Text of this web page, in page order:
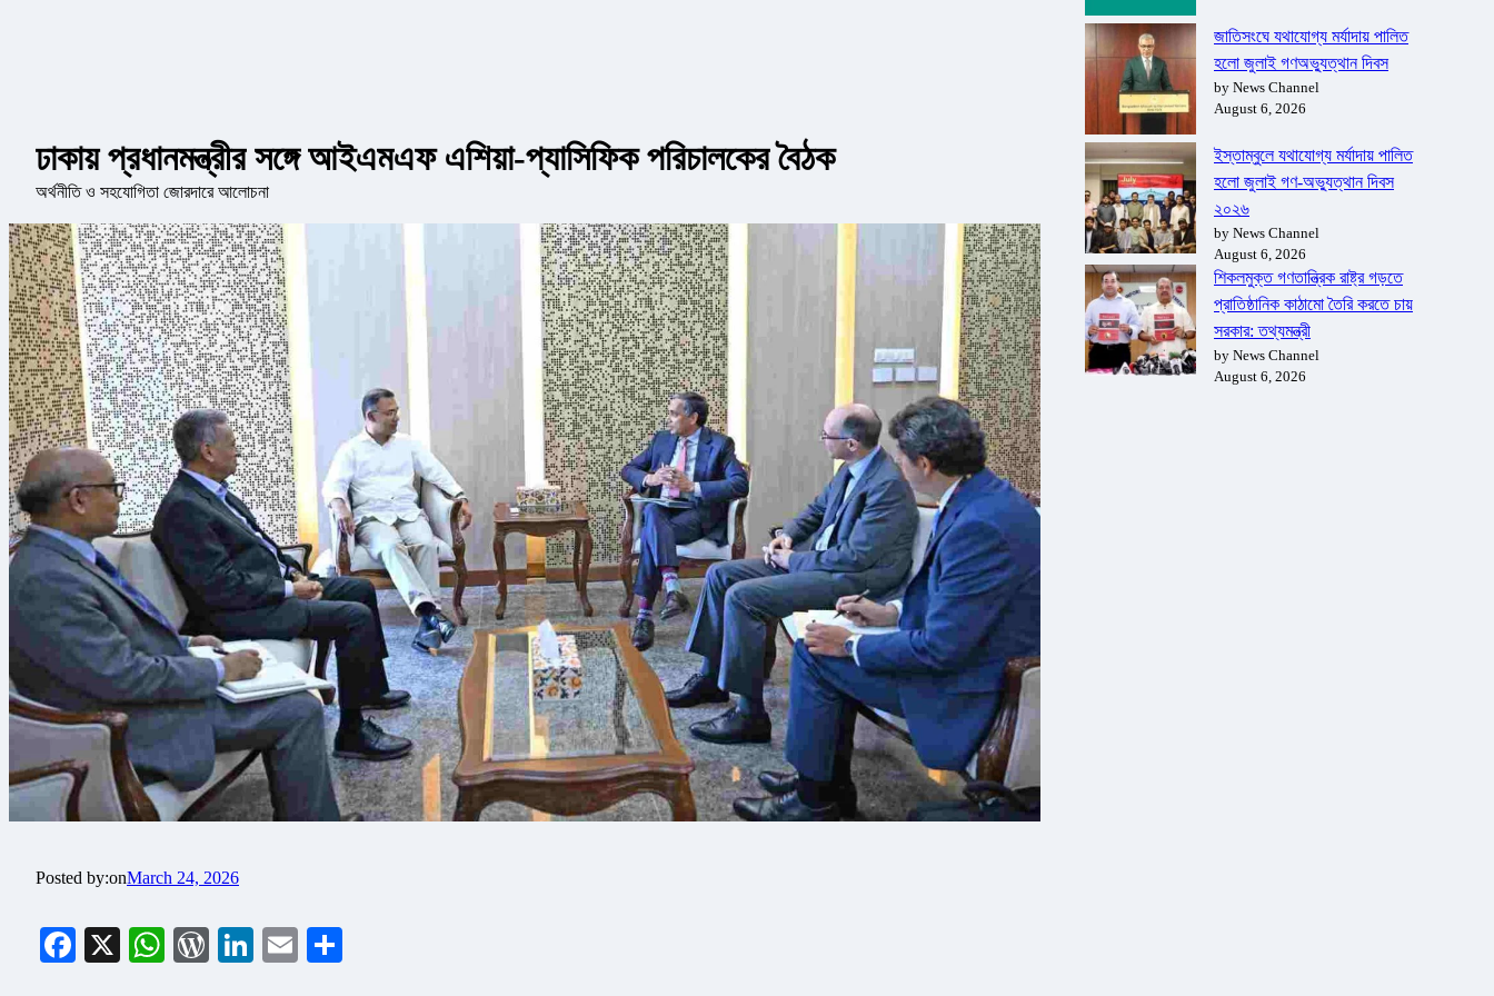
ঢাকায় প্রধানমন্ত্রীর সঙ্গে আইএমএফ এশিয়া-প্যাসিফিক পরিচালকের বৈঠক
অর্থনীতি ও সহযোগিতা জোরদারে আলোচনা
Posted by:onMarch 24, 2026
Facebook
X WhatsApp
WordPress
LinkedIn
Email
জাতিসংঘে যথাযোগ্য মর্যাদায় পালিত
হলো জুলাই গণঅভ্যুত্থান দিবস
by News Channel
August 6, 2026
ইস্তাম্বুলে যথাযোগ্য মর্যাদায় পালিত
হলো জুলাই গণ-অভ্যুত্থান দিবস
২০২৬
by News Channel
August 6, 2026
শিকলমুক্ত গণতান্ত্রিক রাষ্ট্র গড়তে
প্রাতিষ্ঠানিক কাঠামো তৈরি করতে চায়
সরকার: তথ্যমন্ত্রী
by News Channel
August 6, 2026